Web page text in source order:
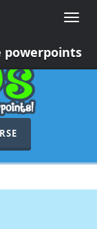
Toggle
powerpoints